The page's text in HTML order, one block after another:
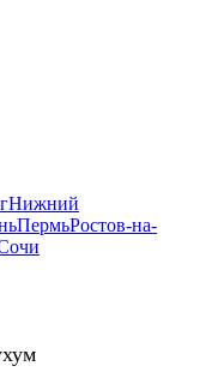
Нижний
ПермьРостов-на-